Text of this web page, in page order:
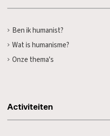
Ben ik humanist?
Wat is humanisme?
Onze thema's
Activiteiten